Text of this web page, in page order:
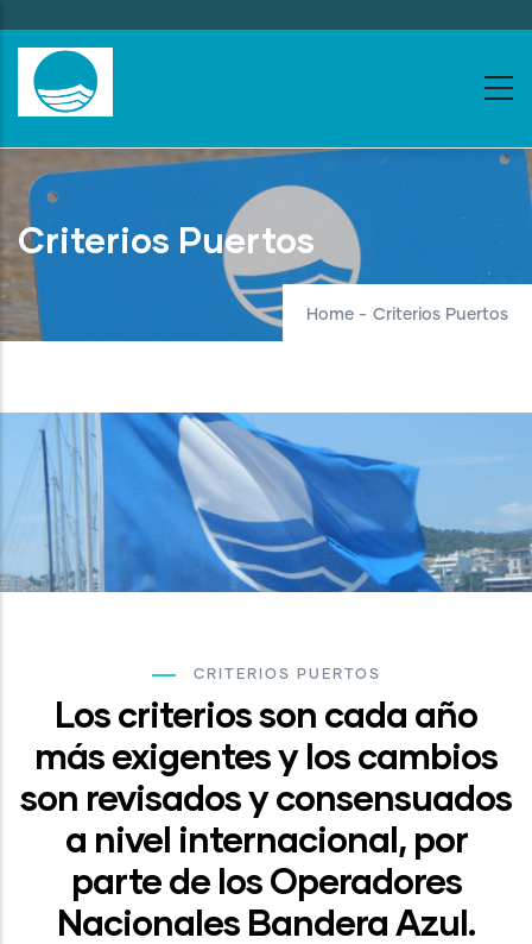
to
main
content
Criterios Puertos
Home - Criterios Puertos
CRITERIOS PUERTOS
Los criterios son cada año
más exigentes y los cambios
son revisados y consensuados
a nivel internacional, por
parte de los Operadores
Nacionales Bandera Azul.